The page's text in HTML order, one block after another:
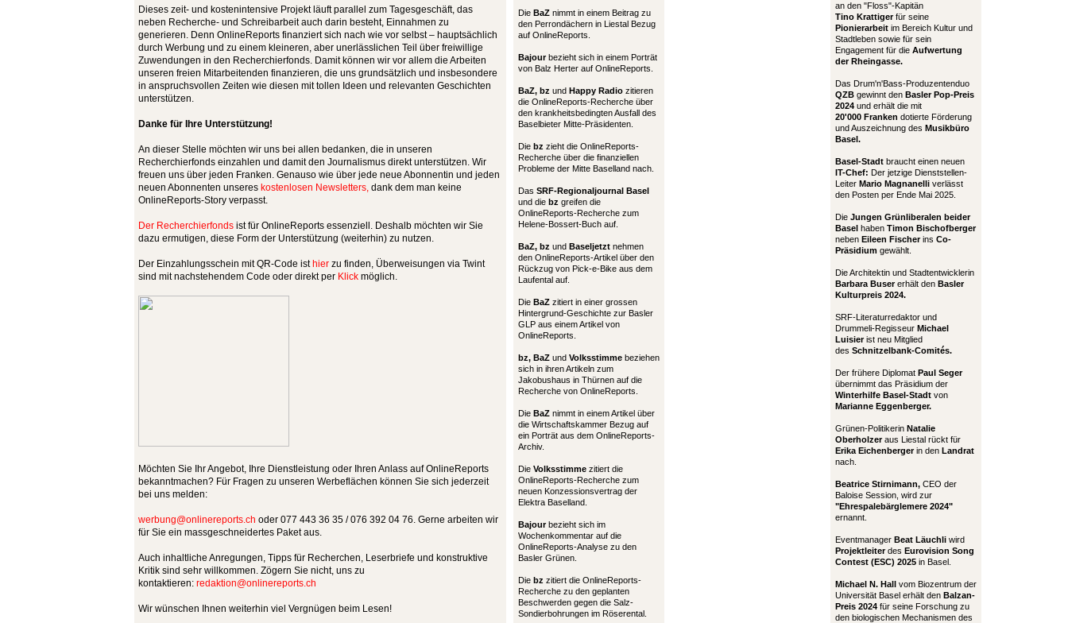
Dieses zeit- und kostenintensive Projekt läuft parallel zum Tagesgeschäft, das
neben Recherche- und Schreibarbeit auch darin besteht, Einnahmen zu
generieren. Denn OnlineReports finanziert sich nach wie vor selbst – hauptsächlich
durch Werbung und zu einem kleineren, aber unerlässlichen Teil über freiwillige
Zuwendungen in den Recherchierfonds. Damit können wir vor allem die Arbeiten
unseren freien Mitarbeitenden finanzieren, die uns grundsätzlich und insbesondere
in anspruchsvollen Zeiten wie diesen mit tollen Ideen und relevanten Geschichten
unterstützen.
Danke für Ihre Unterstützung!
An dieser Stelle möchten wir uns bei allen bedanken, die in unseren
Recherchierfonds einzahlen und damit den Journalismus direkt unterstützen. Wir
freuen uns über jeden Franken. Genauso wie über jede neue Abonnentin und jeden
neuen Abonnenten unseres kostenlosen Newsletters, dank dem man keine
OnlineReports-Story verpasst.
Der Recherchierfonds ist für OnlineReports essenziell. Deshalb möchten wir Sie
dazu ermutigen, diese Form der Unterstützung (weiterhin) zu nutzen.
Der Einzahlungsschein mit QR-Code ist hier zu finden, Überweisungen via Twint
sind mit nachstehendem Code oder direkt per Klick möglich.
Möchten Sie Ihr Angebot, Ihre Dienstleistung oder Ihren Anlass auf OnlineReports
bekanntmachen? Für Fragen zu unseren Werbeflächen können Sie sich jederzeit
bei uns melden:
werbung@onlinereports.ch oder 077 443 36 35 / 076 392 04 76. Gerne arbeiten wir
für Sie ein massgeschneidertes Paket aus.
Auch inhaltliche Anregungen, Tipps für Recherchen, Leserbriefe und konstruktive
Kritik sind sehr willkommen. Zögern Sie nicht, uns zu
kontaktieren: redaktion@onlinereports.ch
Wir wünschen Ihnen weiterhin viel Vergnügen beim Lesen!
Die BaZ nimmt in einem Beitrag zu
den Perrondächern in Liestal Bezug
auf OnlineReports.
Bajourbezieht sich in einem Porträt
von Balz Herter auf OnlineReports.
BaZ, bz und Happy Radio zitieren
die OnlineReports-Recherche über
den krankheitsbedingten Ausfall des
Baselbieter Mitte-Präsidenten.
Die bz zieht die OnlineReports-
Recherche über die finanziellen
Probleme der Mitte Baselland nach.
Das SRF-Regionaljournal Basel
und die bz greifen die
OnlineReports-Recherche zum
Helene-Bossert-Buch auf.
BaZ, bz und Baseljetzt nehmen
den OnlineReports-Artikel über den
Rückzug von Pick-e-Bike aus dem
Laufental auf.
Die BaZ zitiert in einer grossen
Hintergrund-Geschichte zur Basler
GLP aus einem Artikel von
OnlineReports.
bz, BaZ und Volksstimme beziehen
sich in ihren Artikeln zum
Jakobushaus in Thürnen auf die
Recherche von OnlineReports.
Die BaZ nimmt in einem Artikel über
die Wirtschaftskammer Bezug auf
ein Porträt aus dem OnlineReports-
Archiv.
Die Volksstimme zitiert die
OnlineReports-Recherche zum
neuen Konzessionsvertrag der
Elektra Baselland.
Bajourbezieht sich im
Wochenkommentar auf die
OnlineReports-Analyse zu den
Basler Grünen.
Die bz zitiert die OnlineReports-
Recherche zu den geplanten
Beschwerden gegen die Salz-
Sondierbohrungen im Röserental.
an den "Floss"-Kapitän
Tino Krattigerfür seine
Pionierarbeit im Bereich Kultur und
Stadtleben sowie für sein
Engagement für die Aufwertung
der Rheingasse.
Das Drum'n'Bass-Produzentenduo
QZB gewinnt den Basler Pop-Preis
2024 und erhält die mit
20'000 Franken dotierte Förderung
und Auszeichnung des Musikbüro
Basel.
Basel-Stadt braucht einen neuen
IT-Chef: Der jetzige Dienststellen-
Leiter Mario Magnanelli verlässt
den Posten per Ende Mai 2025.
Die Jungen Grünliberalen beider
Basel haben Timon Bischofberger
neben Eileen Fischerins Co-
Präsidium gewählt.
Die Architektin und Stadtentwicklerin
Barbara Busererhält den Basler
Kulturpreis 2024.
SRF-Literaturredaktor und
Drummeli-Regisseur Michael
Luisierist neu Mitglied
des Schnitzelbank-Comités.
Der frühere Diplomat Paul Seger
übernimmt das Präsidium der
Winterhilfe Basel-Stadt von
Marianne Eggenberger.
Grünen-Politikerin Natalie
Oberholzeraus Liestal rückt für
Erika Eichenbergerin den Landrat
nach.
Beatrice Stirnimann, CEO der
Baloise Session, wird zur
"Ehrespalebärglemere 2024"
ernannt.
Eventmanager Beat Läuchli wird
Projektleiterdes Eurovision Song
Contest (ESC) 2025 in Basel.
Michael N. Hall vom Biozentrum der
Universität Basel erhält den Balzan-
Preis 2024 für seine Forschung zu
den biologischen Mechanismen des